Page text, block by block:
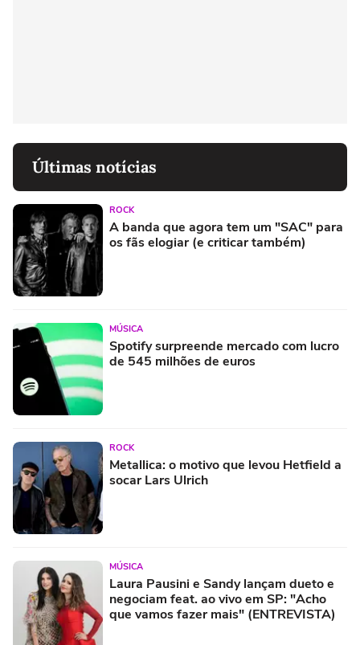
Últimas notícias
ROCK
A banda que agora tem um "SAC" para
os fãs elogiar (e criticar também)
MÚSICA
Spotify surpreende mercado com lucro
de 545 milhões de euros
ROCK
Metallica: o motivo que levou Hetfield a
socar Lars Ulrich
MÚSICA
Laura Pausini e Sandy lançam dueto e
negociam feat. ao vivo em SP: "Acho
que vamos fazer mais" (ENTREVISTA)